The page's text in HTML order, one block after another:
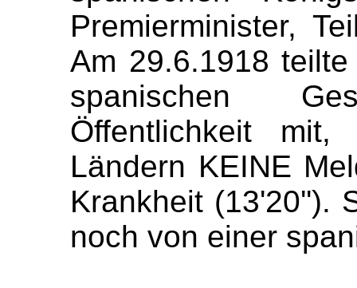
Premierminister,
Am 29.6.1918
spanischen
Öffentlichkeit
Ländern KEINE
Krankheit (13'20'').
noch von einer